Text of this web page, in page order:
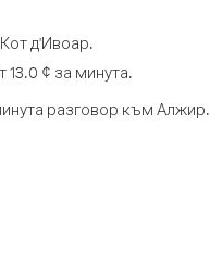
д'Ивоар.
¢ за минута.
разговор към Алжир.